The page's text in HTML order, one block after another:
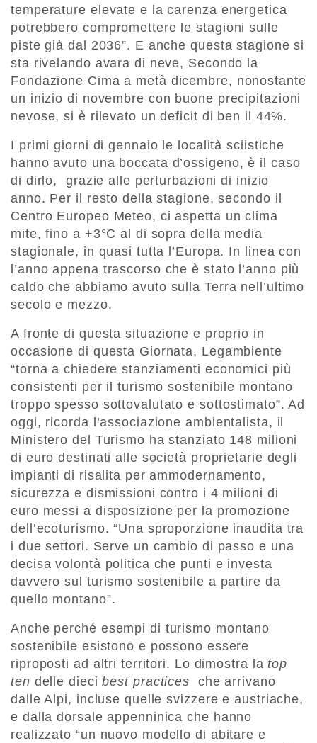
temperature elevate e la carenza energetica
potrebbero compromettere le stagioni sulle
piste già dal 2036”. E anche questa stagione si
sta rivelando avara di neve, Secondo la
Fondazione Cima a metà dicembre, nonostante
un inizio di novembre con buone precipitazioni
nevose, si è rilevato un deficit di ben il 44%.
I primi giorni di gennaio le località sciistiche
hanno avuto una boccata d’ossigeno, è il caso
di dirlo, grazie alle perturbazioni di inizio
anno. Per il resto della stagione, secondo il
Centro Europeo Meteo, ci aspetta un clima
mite, fino a +3°C al di sopra della media
stagionale, in quasi tutta l’Europa. In linea con
l’anno appena trascorso che è stato l’anno più
caldo che abbiamo avuto sulla Terra nell’ultimo
secolo e mezzo.
A fronte di questa situazione e proprio in
occasione di questa Giornata, Legambiente
“torna a chiedere stanziamenti economici più
consistenti per il turismo sostenibile montano
troppo spesso sottovalutato e sottostimato”. Ad
oggi, ricorda l’associazione ambientalista, il
Ministero del Turismo ha stanziato 148 milioni
di euro destinati alle società proprietarie degli
impianti di risalita per ammodernamento,
sicurezza e dismissioni contro i 4 milioni di
euro messi a disposizione per la promozione
dell’ecoturismo. “Una sproporzione inaudita tra
i due settori. Serve un cambio di passo e una
decisa volontà politica che punti e investa
davvero sul turismo sostenibile a partire da
quello montano”.
Anche perché esempi di turismo montano
sostenibile esistono e possono essere
riproposti ad altri territori. Lo dimostra latop
ten delle diecibest practices che arrivano
dalle Alpi, incluse quelle svizzere e austriache,
e dalla dorsale appenninica che hanno
realizzato “un nuovo modello di abitare e